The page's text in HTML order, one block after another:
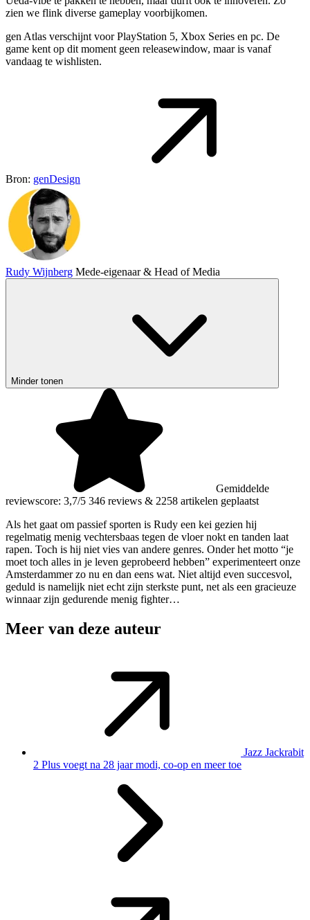
zien we flink diverse gameplay voorbijkomen.
gen Atlas verschijnt voor PlayStation 5, Xbox Series en pc. De
game kent op dit moment geen releasewindow, maar is vanaf
vandaag te wishlisten.
Bron: genDesign
Rudy Wijnberg Mede-eigenaar & Head of Media
Minder tonen
Gemiddelde
reviewscore: 3,7/5 346 reviews & 2258 artikelen geplaatst
Als het gaat om passief sporten is Rudy een kei gezien hij
regelmatig menig vechtersbaas tegen de vloer nokt en tanden laat
rapen. Toch is hij niet vies van andere genres. Onder het motto “je
moet toch alles in je leven geprobeerd hebben” experimenteert onze
Amsterdammer zo nu en dan eens wat. Niet altijd even succesvol,
geduld is namelijk niet echt zijn sterkste punt, net als een gracieuze
winnaar zijn gedurende menig fighter…
Meer van deze auteur
Jazz Jackrabit
2 Plus voegt na 28 jaar modi, co-op en meer toe